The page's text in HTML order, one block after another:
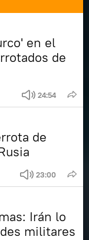
en el
de
24:54
de
23:00
Irán lo
militares